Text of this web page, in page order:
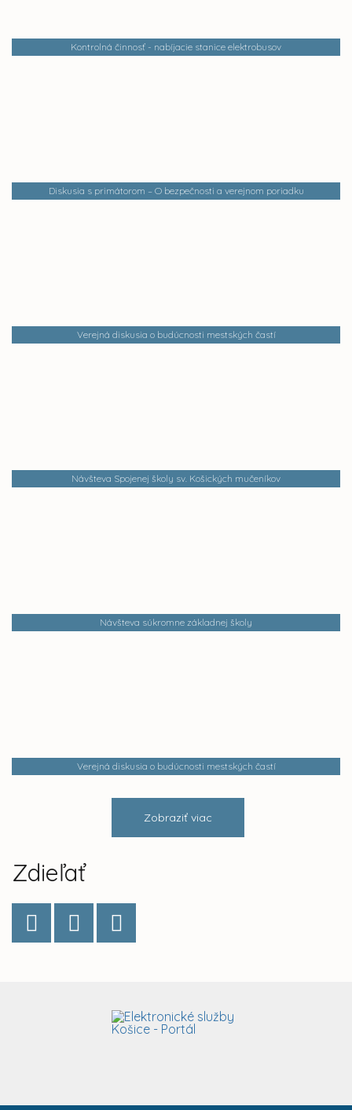
Kontrolná činnosť - nabíjacie stanice elektrobusov
Diskusia s primátorom – O bezpečnosti a verejnom poriadku
Verejná diskusia o budúcnosti mestských častí
Návšteva Spojenej školy sv. Košických mučeníkov
Návšteva súkromne základnej školy
Verejná diskusia o budúcnosti mestských častí
Zobraziť viac
Zdieľať